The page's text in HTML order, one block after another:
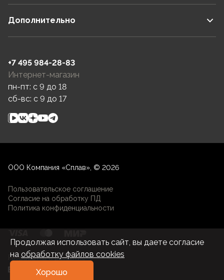
Дополнительно
+7 495 984-28-83
Интернет-магазин
пн-пт: c 9 до 18
сб-вс: c 9 до 17
ООО Компания «Сплав», © 2026
Пользовательское соглашение
Согласие на обработку ПД
Политика конфиденциальности
Разработка и развитие
Продолжая использовать сайт, вы даете согласие
на обработку файлов cookies
Хорошо